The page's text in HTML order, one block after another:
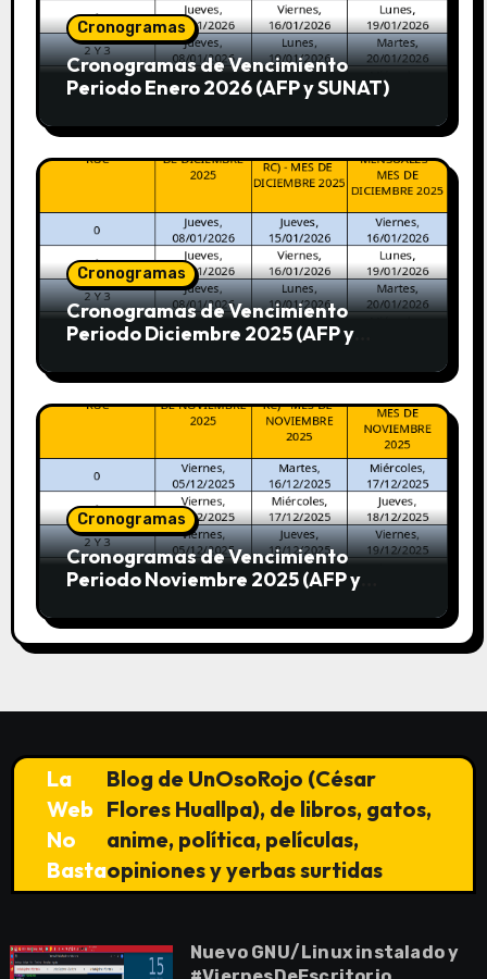
Cronogramas
Cronogramas de Vencimiento
Periodo Enero 2026 (AFP y SUNAT)
Cronogramas
Cronogramas de Vencimiento
Periodo Diciembre 2025 (AFP y
Cronogramas
Cronogramas de Vencimiento
Periodo Noviembre 2025 (AFP y
La
Web
No
Basta
Blog de UnOsoRojo (César
Flores Huallpa), de libros, gatos,
anime, política, películas,
opiniones y yerbas surtidas
Nuevo GNU/Linux instalado y